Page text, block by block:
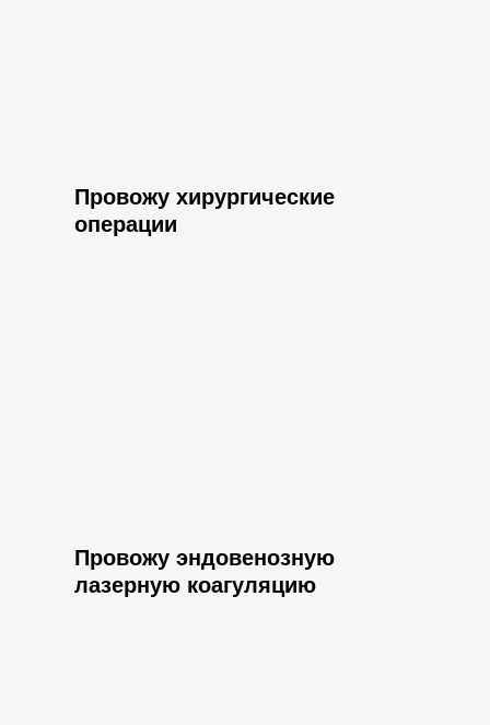
Провожу хирургические
операции
Провожу эндовенозную
лазерную коагуляцию